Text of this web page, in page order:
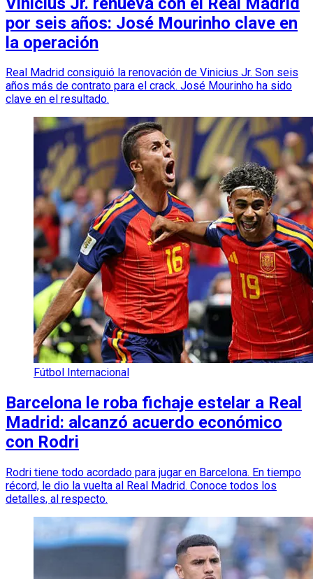
por seis años: José Mourinho clave en
la operación
Real Madrid consiguió la renovación de Vinicius Jr. Son seis
años más de contrato para el crack. José Mourinho ha sido
clave en el resultado.
Fútbol Internacional
Barcelona le roba fichaje estelar a Real
Madrid: alcanzó acuerdo económico
con Rodri
Rodri tiene todo acordado para jugar en Barcelona. En tiempo
récord, le dio la vuelta al Real Madrid. Conoce todos los
detalles, al respecto.